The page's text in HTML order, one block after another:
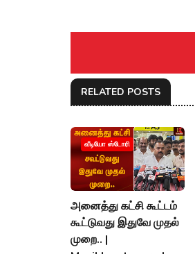
RELATED POSTS
வீடியோ ஸ்டோரி
அனைத்து கட்சி கூட்டம்
கூட்டுவது இதுவே முதல்
முறை.. |